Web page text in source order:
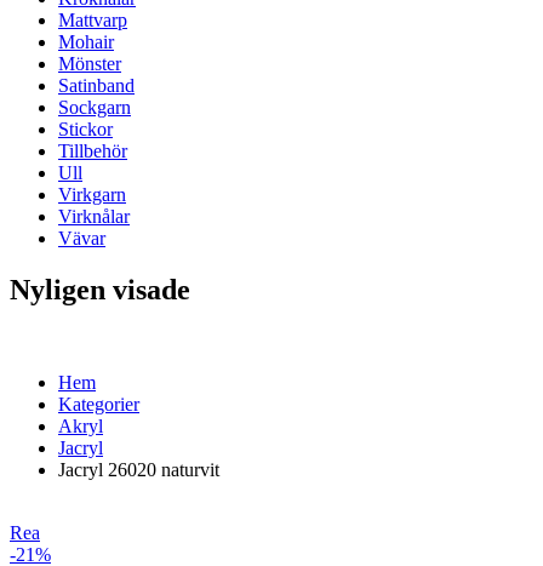
Mattvarp
Mohair
Mönster
Satinband
Sockgarn
Stickor
Tillbehör
Ull
Virkgarn
Virknålar
Vävar
Nyligen visade
Hem
Kategorier
Akryl
Jacryl
Jacryl 26020 naturvit
Rea
-21%